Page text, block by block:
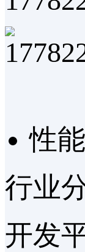
性
行业
开发